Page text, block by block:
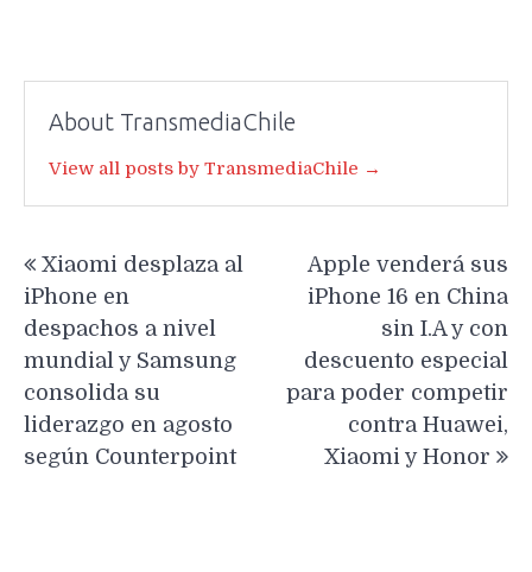
About TransmediaChile
View all posts by TransmediaChile →
de
entradas
Xiaomi desplaza al
iPhone en
despachos a nivel
mundial y Samsung
consolida su
liderazgo en agosto
según Counterpoint
Apple venderá sus
iPhone 16 en China
sin I.A y con
descuento especial
para poder competir
contra Huawei,
Xiaomi y Honor